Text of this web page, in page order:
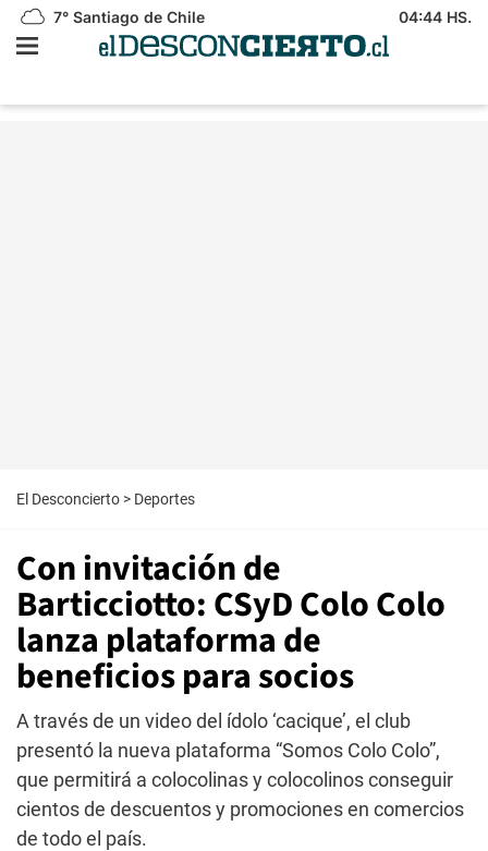
7° Santiago de Chile 04:44 HS.
El Desconcierto > Deportes
Con invitación de
Barticciotto: CSyD Colo Colo
lanza plataforma de
beneficios para socios
A través de un video del ídolo ‘cacique’, el club
presentó la nueva plataforma “Somos Colo Colo”,
que permitirá a colocolinas y colocolinos conseguir
cientos de descuentos y promociones en comercios
de todo el país.